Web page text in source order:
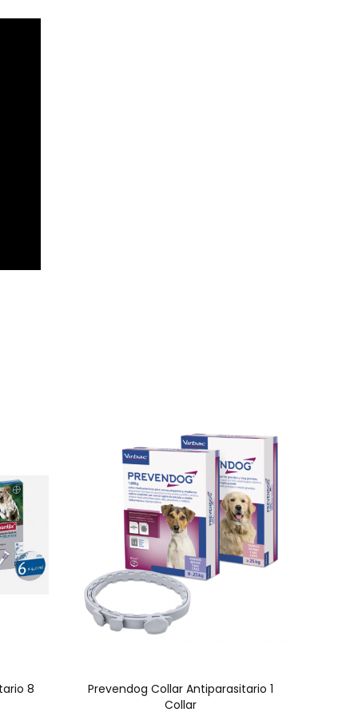
8
Prevendog Collar Antiparasitario 1
Collar